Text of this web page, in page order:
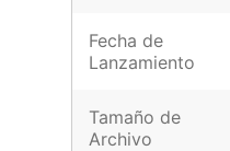
Fecha de
Lanzamiento
Tamaño de
Archivo